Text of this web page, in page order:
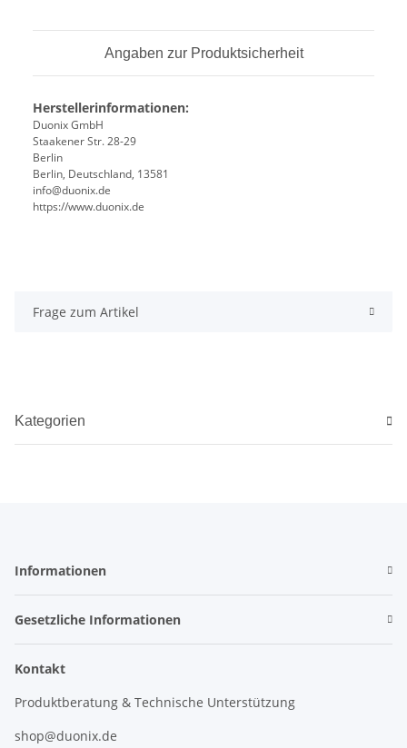
Angaben zur Produktsicherheit
Herstellerinformationen:
Duonix GmbH
Staakener Str. 28-29
Berlin
Berlin, Deutschland, 13581
info@duonix.de
https://www.duonix.de
Frage zum Artikel
Kategorien
Informationen
Gesetzliche Informationen
Kontakt
Produktberatung & Technische Unterstützung
shop@duonix.de